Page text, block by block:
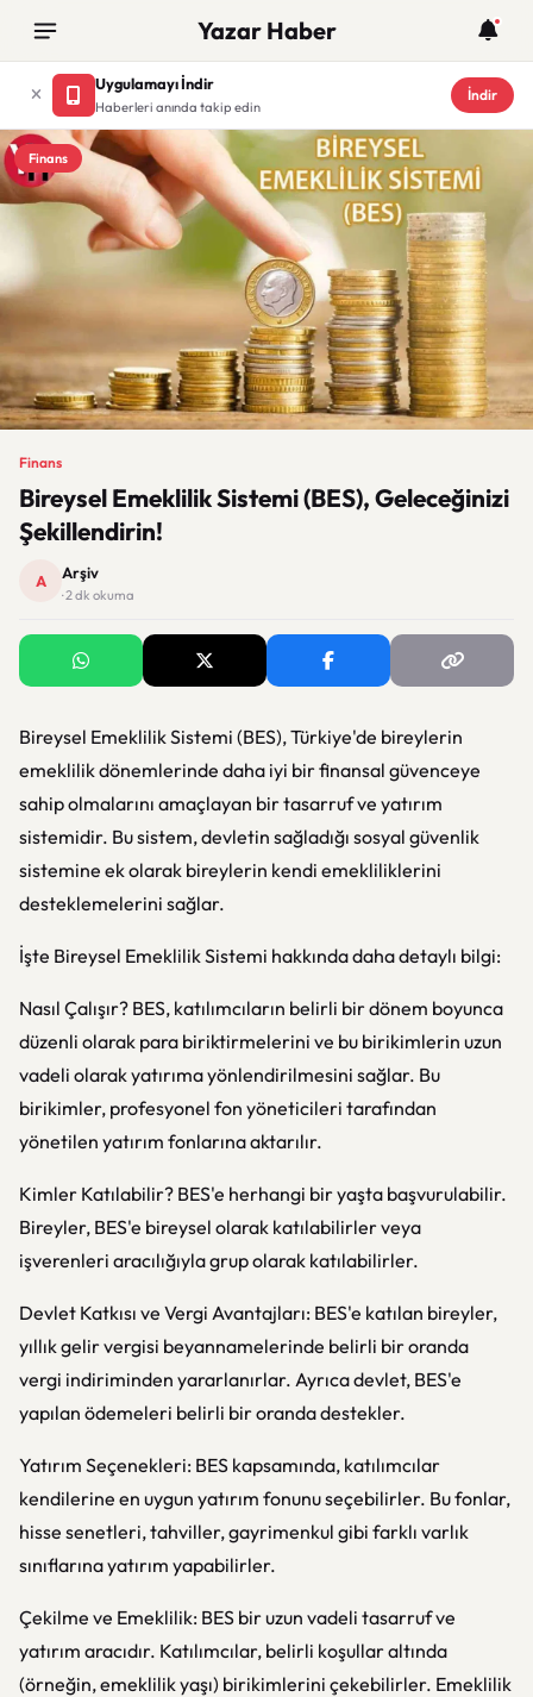
Yazar Haber
Uygulamayı İndir
Haberleri anında takip edin
İndir
Finans
Finans
Bireysel Emeklilik Sistemi (BES), Geleceğinizi
Şekillendirin!
A Arşiv
· 2 dk okuma
Bireysel Emeklilik Sistemi (BES), Türkiye'de bireylerin
emeklilik dönemlerinde daha iyi bir finansal güvenceye
sahip olmalarını amaçlayan bir tasarruf ve yatırım
sistemidir. Bu sistem, devletin sağladığı sosyal güvenlik
sistemine ek olarak bireylerin kendi emekliliklerini
desteklemelerini sağlar.
İşte Bireysel Emeklilik Sistemi hakkında daha detaylı bilgi:
Nasıl Çalışır? BES, katılımcıların belirli bir dönem boyunca
düzenli olarak para biriktirmelerini ve bu birikimlerin uzun
vadeli olarak yatırıma yönlendirilmesini sağlar. Bu
birikimler, profesyonel fon yöneticileri tarafından
yönetilen yatırım fonlarına aktarılır.
Kimler Katılabilir? BES'e herhangi bir yaşta başvurulabilir.
Bireyler, BES'e bireysel olarak katılabilirler veya
işverenleri aracılığıyla grup olarak katılabilirler.
Devlet Katkısı ve Vergi Avantajları: BES'e katılan bireyler,
yıllık gelir vergisi beyannamelerinde belirli bir oranda
vergi indiriminden yararlanırlar. Ayrıca devlet, BES'e
yapılan ödemeleri belirli bir oranda destekler.
Yatırım Seçenekleri: BES kapsamında, katılımcılar
kendilerine en uygun yatırım fonunu seçebilirler. Bu fonlar,
hisse senetleri, tahviller, gayrimenkul gibi farklı varlık
sınıflarına yatırım yapabilirler.
Çekilme ve Emeklilik: BES bir uzun vadeli tasarruf ve
yatırım aracıdır. Katılımcılar, belirli koşullar altında
(örneğin, emeklilik yaşı) birikimlerini çekebilirler. Emeklilik